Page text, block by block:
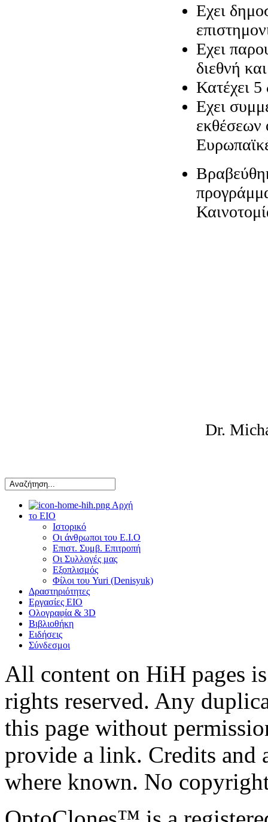
Εχει
Εχει
διεθνή
Κατέχει 5
Εχει
εκθέσεων
Dr.
Αρχή
το ΕΙΟ
Ιστορικό
Οι άνθρωποι του Ε.Ι.Ο
Επιστ. Συμβ. Επιτροπή
Οι Συλλογές μας
Εξοπλισμός
Φίλοι του Yuri (Denisyuk)
Δραστηριότητες
Εργασίες ΕΙΟ
Ολογραφία & 3D
Βιβλιοθήκη
Ειδήσεις
Σύνδεσμοι
All content on HiH pages
rights reserved. Any
this page without
provide a link. Credits and
where known. No